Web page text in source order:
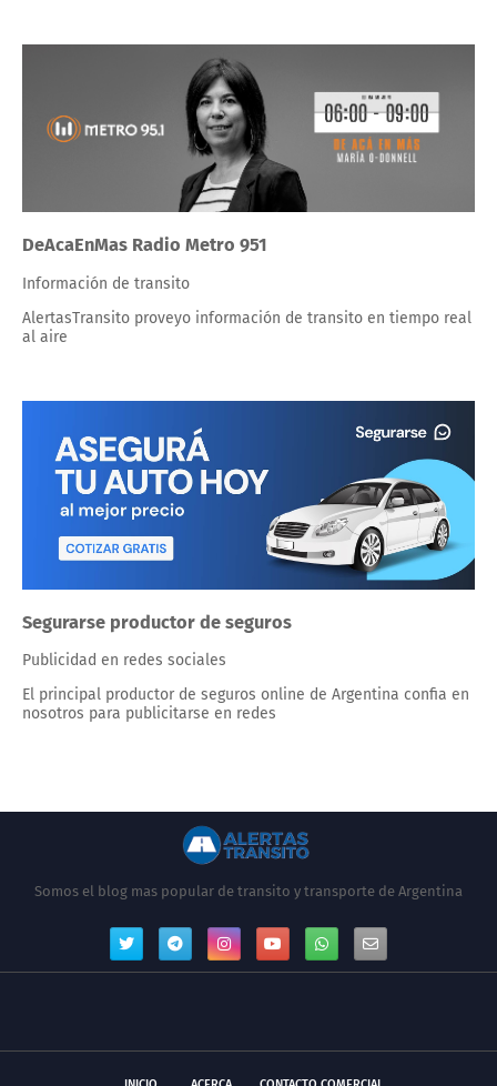
DeAcaEnMas Radio Metro 951
Información de transito
AlertasTransito proveyo información de transito en tiempo real
al aire
Segurarse productor de seguros
Publicidad en redes sociales
El principal productor de seguros online de Argentina confia en
nosotros para publicitarse en redes
Somos el blog mas popular de transito y transporte de Argentina